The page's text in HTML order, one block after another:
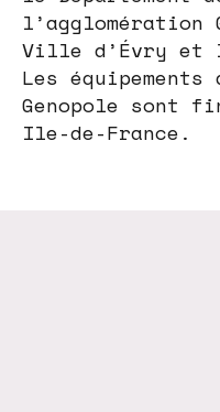
l’agglomération
Ville d’Évry et
Les
Genopole sont
Ile-de-France.